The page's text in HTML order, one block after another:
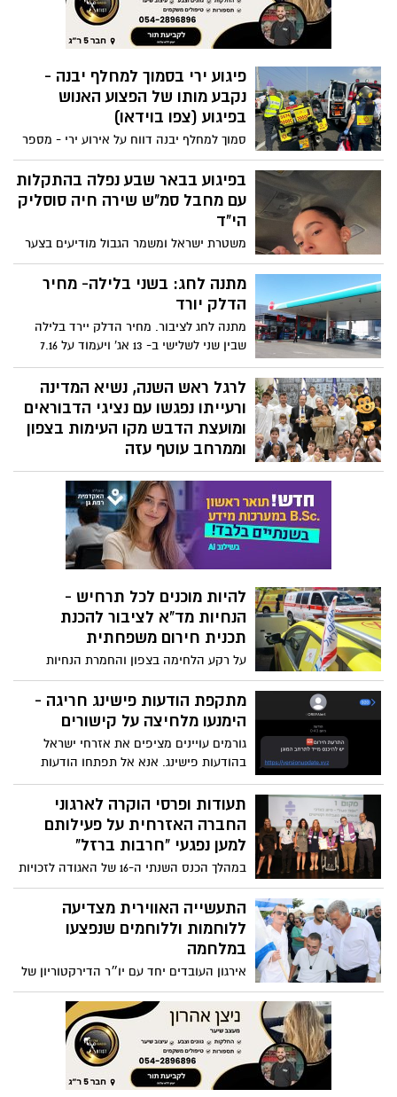
באוגוסט 2020.
פיגוע ירי בסמוך למחלף יבנה -
נקבע מותו של הפצוע האנוש
בפיגוע (צפו בוידאו)
סמוך למחלף יבנה דווח על אירוע ירי - מספר
נפגעים בהם פצוע אנוש. החשוד כמחבל נורה
ונהרג. מחסומים הוצבו בכניסות לעיר. אין
דיווח על זירות אירוע נוספות. ראש העיר
קורא לציבור להגביר ערנות. מבית החולים
בפיגוע. 3 נפגעים נוספים מטופלים בבית
בפיגוע בבאר שבע נפלה בהתקלות
עם מחבל סמ"ש שירה חיה סוסליק
הי"ד
משטרת ישראל ומשמר הגבול מודיעים בצער
ויגון רב על נפילתה של סמ"ש שירה חיה
סוסליק ז״ל תושבת באר שבע סיירת במג״ב
דרום, אשר נפלה בהתקלות עם מחבל בפיגוע
שבע. בפוסט שהעלתה סמ״ש שירה חיה
סוסליק זכרונה לברכה שעות בודדות לפני
מהשירות המבצעי במג״ב עם הכיתוב
המצמרר ״החיים ממשיכים״
מתנה לחג: בשני בלילה- מחיר
הדלק יורד
מתנה לחג לציבור. מחיר הדלק יירד בלילה
שבין שני לשלישי ב- 13 אג' ויעמוד על 7.16
ש"ח לליטר אוקטן 95 בשירות עצמי
לרגל ראש השנה, נשיא המדינה
ורעייתו נפגשו עם נציגי הדבוראים
ומועצת הדבש מקו העימות בצפון
וממרחב עוטף עזה
לרגל ראש השנה נשיא המדינה יצחק הרצוג
ורעייתו מיכל, אירחו היום בבית הנשיא,
דבוראים מקו העימות בצפון ומאזור עוטף
עזה, ונציגי מועצת הדבש. למפגש הצטרפו
תלמידי מגמת דבוראות מאופקים וילדי קיבוץ
נירים שהכינו אגרות ברכה לחג.
להיות מוכנים לכל תרחיש -
הנחיות מד"א לציבור להכנת
תכנית חירום משפחתית
על רקע הלחימה בצפון והחמרת הנחיות
פיקוד העורף בקו חיפה צפונה - ארגון
ההצלה הלאומי מד"א מוציא הנחיות לציבור
להכנת תכנית חירום משפחתית והנחיות לסיוע
מתקפת הודעות פישינג חריגה -
הימנעו מלחיצה על קישורים
גורמים עויינים מציפים את אזרחי ישראל
בהודעות פישינג. אנא אל תפתחו הודעות
ממקור לא ידוע
תעודות ופרסי הוקרה לארגוני
החברה האזרחית על פעילותם
למען נפגעי "חרבות ברזל"
במהלך הכנס השנתי ה-16 של האגודה לזכויות
החולה בישראל הוענקו אותות הוקרה ופרסי
עידוד כספיים לשמונה ארגונים ועמותות על
פעילותם יוצאת הדופן למען מטופלים, חולים
ונפגעים כתוצאה ממלחמת "חרבות ברזל"
התעשייה האווירית מצדיעה
ללוחמות וללוחמים שנפצעו
במלחמה
אירגון העובדים יחד עם יו״ר הדירקטוריון של
התעשייה האווירית אירחו לוחמים שנפצעו
בקרבות חרבות ברזל לקבלת פנים חמה
ומרגשת